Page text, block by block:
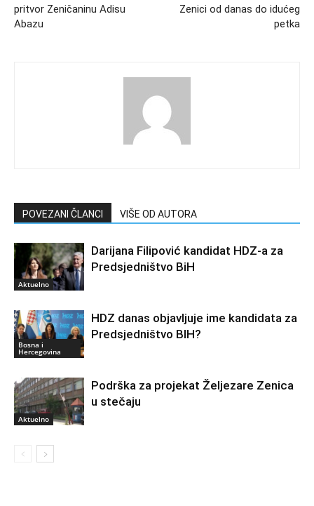
pritvor Zeničaninu Adisu
Abazu
Zenici od danas do idućeg
petka
POVEZANI ČLANCI VIŠE OD AUTORA
Aktuelno
Darijana Filipović kandidat HDZ-a za
Predsjedništvo BiH
Bosna i
Hercegovina
HDZ danas objavljuje ime kandidata za
Predsjedništvo BIH?
Aktuelno
Podrška za projekat Željezare Zenica
u stečaju